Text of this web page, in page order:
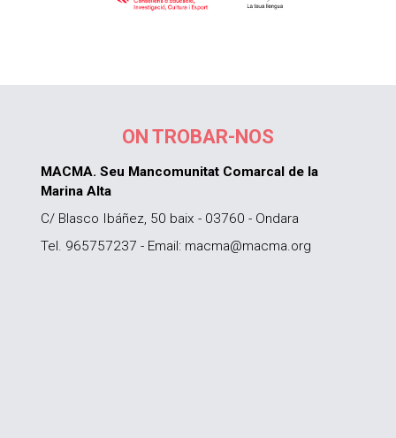
ON TROBAR-NOS
MACMA. Seu Mancomunitat Comarcal de la
Marina Alta
C/ Blasco Ibáñez, 50 baix - 03760 - Ondara
Tel. 965757237 - Email: macma@macma.org